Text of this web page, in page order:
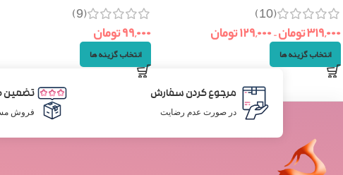
(10)
۳۱۹,۰۰۰تومان–۱۲۹,۰۰۰تومان
انتخاب گزینه ها
(9)
۹۹,۰۰۰تومان
انتخاب گزینه ها
مرجوع کردن سفارش
در صورت عدم رضایت
تضمین
فروش